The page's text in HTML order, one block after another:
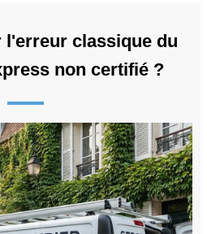
l'erreur classique du
non certifié ?